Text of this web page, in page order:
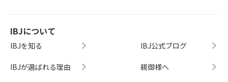
IBJについて
IBJを知る
IBJが選ばれる理由
IBJ公式ブログ
親御様へ